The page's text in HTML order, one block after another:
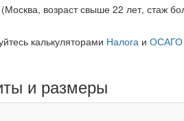
(Москва, возраст свыше 22 лет, стаж
калькуляторами Налогаи ОСАГО
и размеры